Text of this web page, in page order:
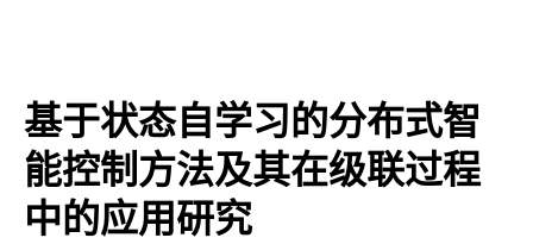
基于状态自学习的分布式智
能控制方法及其在级联过程
中的应用研究